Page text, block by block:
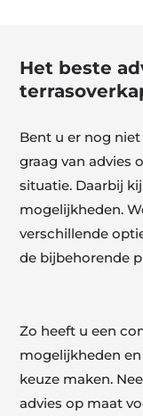
Het beste
Bent u er nog
graag van advies
situatie. Daarbij
mogelijkheden.
verschillende
de bijbehorende
Zo heeft u een
mogelijkheden
keuze maken.
advies op maat